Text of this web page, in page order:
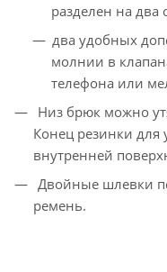
разделен на два
два удобных
молнии в
телефона или
Низ брюк можно
Конец резинки для
внутренней
Двойные шлевки
ремень.